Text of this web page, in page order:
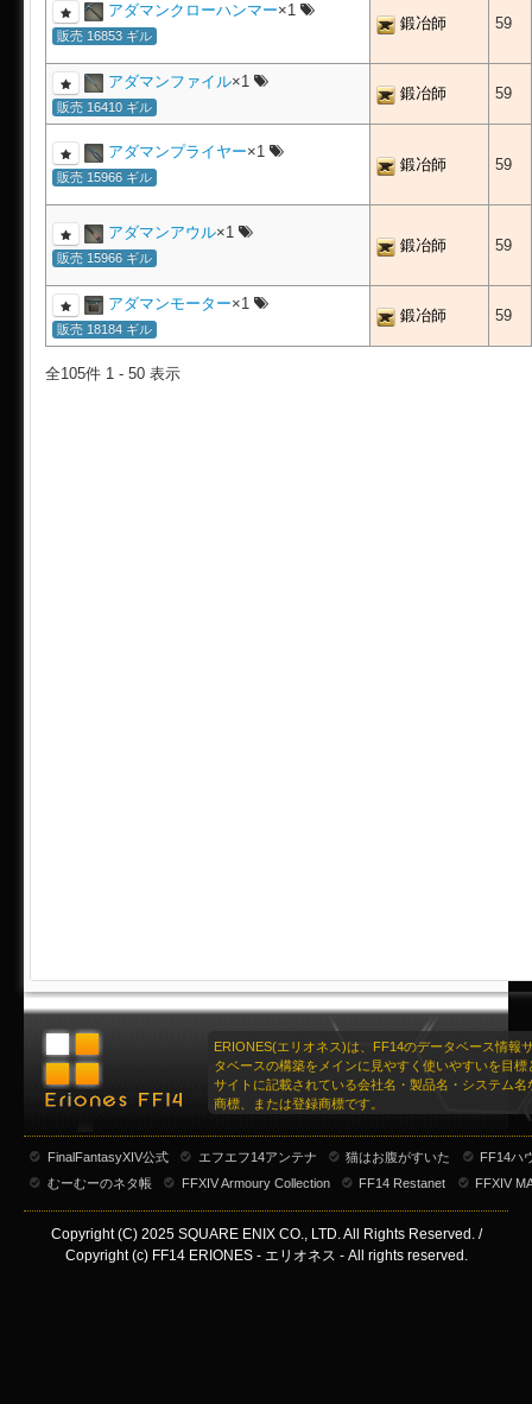
アダマンクローハンマー×1
販売 16853 ギル
鍛冶師 59
アダマンファイル×1
販売 16410 ギル
鍛冶師 59
アダマンプライヤー×1
販売 15966 ギル
鍛冶師 59
アダマンアウル×1
販売 15966 ギル
鍛冶師 59
アダマンモーター×1
販売 18184 ギル
鍛冶師 59
全105件 1 - 50 表示
ERIONES(エリオネス)は、FF14のデータベース情報
タベースの構築をメインに見やすく使いやすいを目標
サイトに記載されている会社名・製品名・システム名
商標、または登録商標です。
FinalFantasyXIV公式 エフエフ14アンテナ 猫はお腹がすいた
FF14ハ
むーむーのネタ帳
FFXIV Armoury Collection FF14 Restanet FFXIV
Copyright (C) 2025 SQUARE ENIX CO., LTD. All Rights Reserved. /
Copyright (c) FF14 ERIONES - エリオネス - All rights reserved.